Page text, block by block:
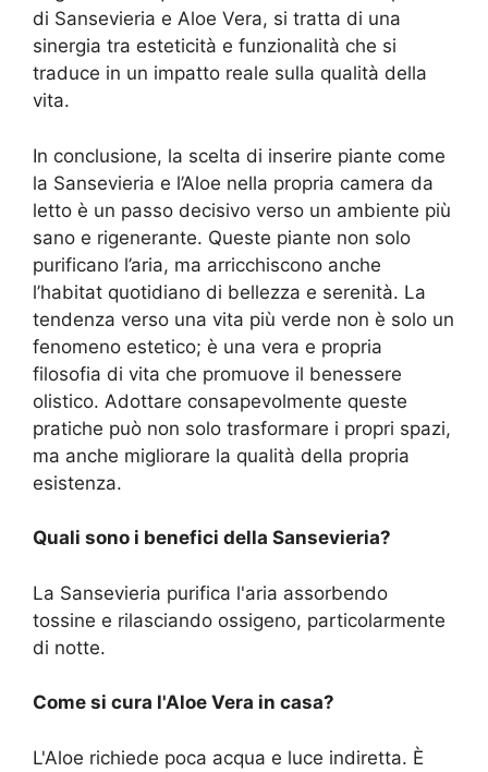
di Sansevieria e Aloe Vera, si tratta di una
sinergia tra esteticità e funzionalità che si
traduce in un impatto reale sulla qualità della
vita.
In conclusione, la scelta di inserire piante come
la Sansevieria e l’Aloe nella propria camera da
letto è un passo decisivo verso un ambiente più
sano e rigenerante. Queste piante non solo
purificano l’aria, ma arricchiscono anche
l’habitat quotidiano di bellezza e serenità. La
tendenza verso una vita più verde non è solo un
fenomeno estetico; è una vera e propria
filosofia di vita che promuove il benessere
olistico. Adottare consapevolmente queste
pratiche può non solo trasformare i propri spazi,
ma anche migliorare la qualità della propria
esistenza.
Quali sono i benefici della Sansevieria?
La Sansevieria purifica l'aria assorbendo
tossine e rilasciando ossigeno, particolarmente
di notte.
Come si cura l'Aloe Vera in casa?
L'Aloe richiede poca acqua e luce indiretta. È